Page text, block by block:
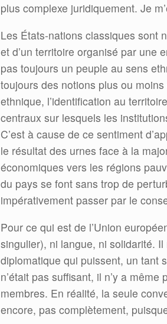
plus complexe juridiquement. Je
Les États-nations classiques sont
et d’un territoire organisé par une
pas toujours un peuple au sens
toujours des notions plus ou
ethnique, l’identification au
centraux sur lesquels les
C’est à cause de ce sentiment
le résultat des urnes face à la
économiques vers les régions
du pays se font sans trop de
impérativement passer par le
Pour ce qui est de l’Union
singulier), ni langue, ni solidarité.
diplomatique qui puissent, un tant
n’était pas suffisant, il n’y a
membres. En réalité, la seule
encore, pas complètement,